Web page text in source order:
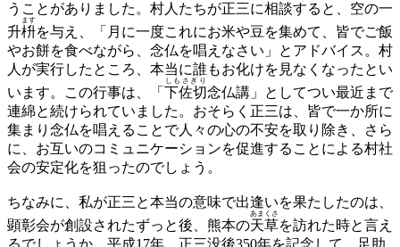
うことがありました。村人たちが正三に相談すると、空の一
升枡
ます
を与え、「月に一度これにお米や豆を集めて、皆でご飯
やお餅を食べながら、念仏を唱えなさい」とアドバイス。村
人が実行したところ、本当に誰もお化けを見なくなったとい
います。この行事は、「 下佐切
しもさぎり
念仏講」としてつい最近まで
連綿と続けられていました。おそらく正三は、皆で一か所に
集まり念仏を唱えることで人々の心の不安を取り除き、さら
に、お互いのコミュニケーションを促進することによる村社
会の安定化を狙ったのでしょう。
ちなみに、私が正三と本当の意味で出逢いを果たしたのは、
顕彰会が創設されたずっと後、熊本の天草
あまくさ
を訪れた時と言え